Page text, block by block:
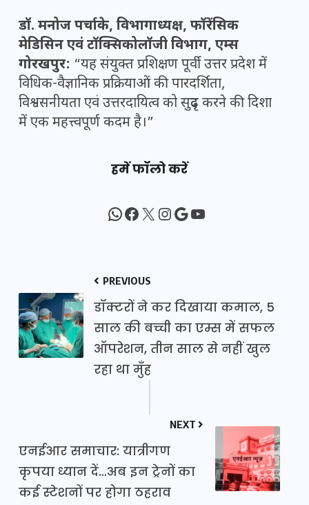
डॉ. मनोज पर्चाके, विभागाध्यक्ष, फॉरेंसिक
मेडिसिन एवं टॉक्सिकोलॉजी विभाग, एम्स
गोरखपुर: “यह संयुक्त प्रशिक्षण पूर्वी उत्तर प्रदेश में
विधिक-वैज्ञानिक प्रक्रियाओं की पारदर्शिता,
विश्वसनीयता एवं उत्तरदायित्व को सुदृढ़ करने की दिशा
में एक महत्त्वपूर्ण कदम है।”
हमें फॉलो करें
WhatsApp
Facebook
X Instagram
Google
YouTube
PREVIOUS
डॉक्टरों ने कर दिखाया कमाल, 5
साल की बच्ची का एम्स में सफल
ऑपरेशन, तीन साल से नहीं खुल
रहा था मुँह
NEXT
एनईआर समाचार: यात्रीगण
कृपया ध्यान दें…अब इन ट्रेनों का
कई स्टेशनों पर होगा ठहराव